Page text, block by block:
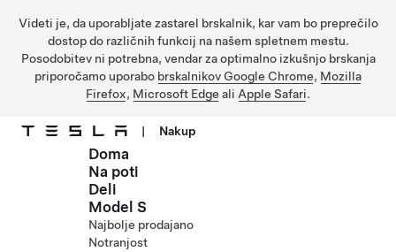
Videti je, da uporabljate zastarel brskalnik, kar vam bo preprečilo
dostop do različnih funkcij na našem spletnem mestu.
Posodobitev ni potrebna, vendar za optimalno izkušnjo brskanja
priporočamo uporabo brskalnikov Google Chrome, Mozilla
Firefox, Microsoft Edge ali Apple Safari.
Preskočite na glavno vsebino
| Nakup
Doma
Na poti
Deli
Model S
Najbolje prodajano
Notranjost